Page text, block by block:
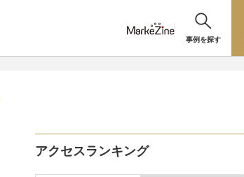
事例を探す
アクセスランキング